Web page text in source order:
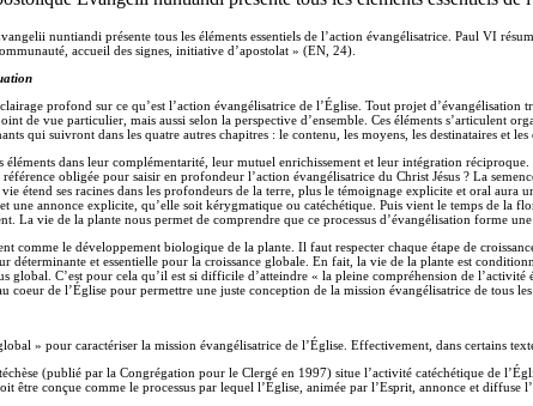
nuntiandi présente tous les éléments essentiels de l’action évangélisatrice. Paul VI
accueil des signes, initiative d’apostolat » (EN, 24).
profond sur ce qu’est l’action évangélisatrice de l’Église. Tout projet
de vue particulier, mais aussi selon la perspective d’ensemble. Ces éléments s’articulent
qui suivront dans les quatre autres chapitres : le contenu, les moyens, les destinataires et
dans leur complémentarité, leur mutuel enrichissement et leur intégration
obligée pour saisir en profondeur l’action évangélisatrice du Christ Jésus ? La
étend ses racines dans les profondeurs de la terre, plus le témoignage explicite et oral
une annonce explicite, qu’elle soit kérygmatique ou catéchétique. Puis vient le temps de la
La vie de la plante nous permet de comprendre que ce processus d’évangélisation forme
comme le développement biologique de la plante. Il faut respecter chaque étape de
déterminante et essentielle pour la croissance globale. En fait, la vie de la plante est
global. C’est pour cela qu’il est si difficile d’atteindre « la pleine compréhension de
coeur de l’Église pour permettre une juste conception de la mission évangélisatrice de tous les
» pour caractériser la mission évangélisatrice de l’Église. Effectivement, dans certains
(publié par la Congrégation pour le Clergé en 1997) situe l’activité catéchétique de
être conçue comme le processus par lequel l’Église, animée par l’Esprit, annonce et diffuse